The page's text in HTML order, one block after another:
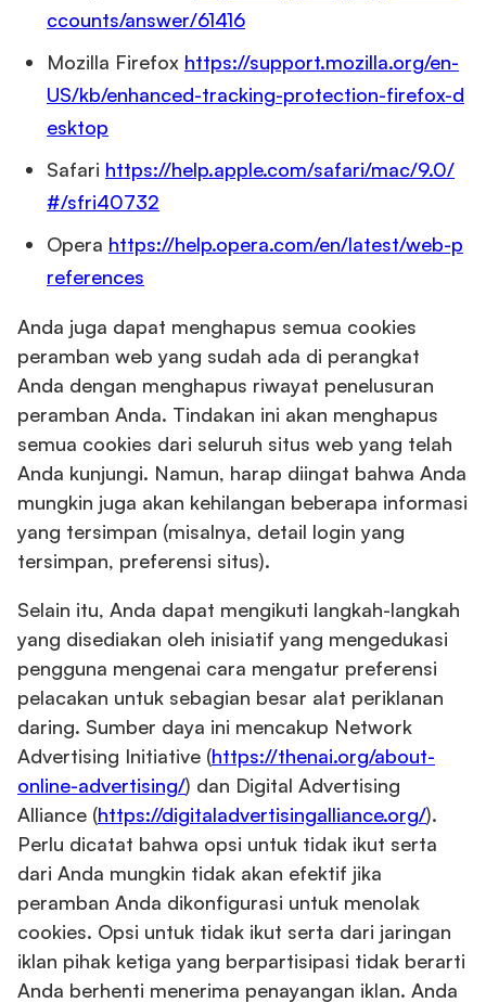
ccounts/answer/61416
Mozilla Firefox https://support.mozilla.org/en-
US/kb/enhanced-tracking-protection-firefox-d
esktop
Safari https://help.apple.com/safari/mac/9.0/
#/sfri40732
Opera https://help.opera.com/en/latest/web-p
references
Anda juga dapat menghapus semua cookies
peramban web yang sudah ada di perangkat
Anda dengan menghapus riwayat penelusuran
peramban Anda. Tindakan ini akan menghapus
semua cookies dari seluruh situs web yang telah
Anda kunjungi. Namun, harap diingat bahwa Anda
mungkin juga akan kehilangan beberapa informasi
yang tersimpan (misalnya, detail login yang
tersimpan, preferensi situs).
Selain itu, Anda dapat mengikuti langkah-langkah
yang disediakan oleh inisiatif yang mengedukasi
pengguna mengenai cara mengatur preferensi
pelacakan untuk sebagian besar alat periklanan
daring. Sumber daya ini mencakup Network
Advertising Initiative (https://thenai.org/about-
online-advertising/) dan Digital Advertising
Alliance (https://digitaladvertisingalliance.org/).
Perlu dicatat bahwa opsi untuk tidak ikut serta
dari Anda mungkin tidak akan efektif jika
peramban Anda dikonfigurasi untuk menolak
cookies. Opsi untuk tidak ikut serta dari jaringan
iklan pihak ketiga yang berpartisipasi tidak berarti
Anda berhenti menerima penayangan iklan. Anda